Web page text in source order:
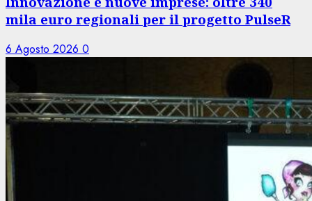
mila euro regionali per il progetto PulseR
6 Agosto 2026 0